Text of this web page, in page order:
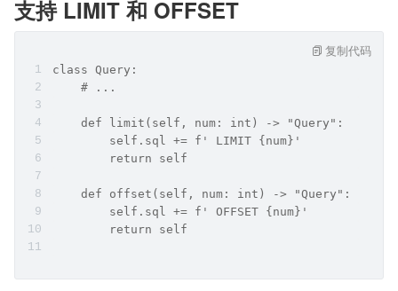
支持 LIMIT 和 OFFSET
class Query:
    # ...
    def limit(self, num: int) -> "Query":
        self.sql += f' LIMIT {num}'
        return self
    def offset(self, num: int) -> "Query":
        self.sql += f' OFFSET {num}'
        return self
复制代码